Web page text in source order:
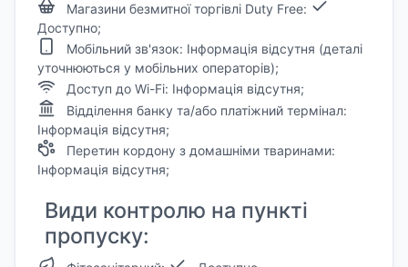
Магазини безмитної торгівлі Duty Free:
Доступно;
Мобільний зв'язок: Інформація відсутня (деталі
уточнюються у мобільних операторів);
Доступ до Wi-Fi: Інформація відсутня;
Відділення банку та/або платіжний термінал:
Інформація відсутня;
Перетин кордону з домашніми тваринами:
Інформація відсутня;
Види контролю на пункті
пропуску: